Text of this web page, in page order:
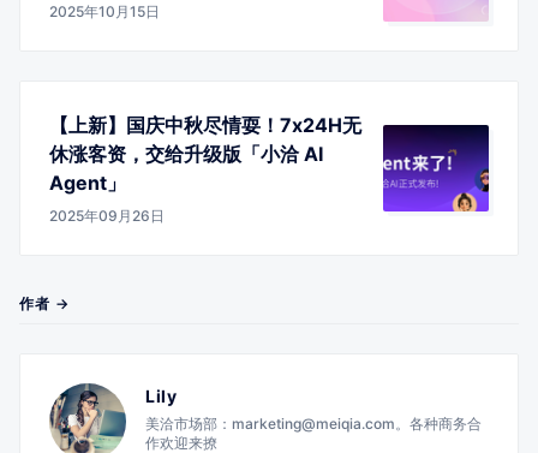
2025年10月15日
【上新】国庆中秋尽情耍！7x24H无
休涨客资，交给升级版「小洽 AI
Agent」
2025年09月26日
作者 →
Lily
美洽市场部：marketing@meiqia.com。各种商务合
作欢迎来撩